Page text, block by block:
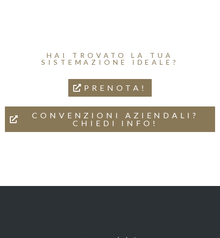
HAI TROVATO LA TUA
SISTEMAZIONE IDEALE?
PRENOTA!
CONVENZIONI AZIENDALI?
CHIEDI INFO!